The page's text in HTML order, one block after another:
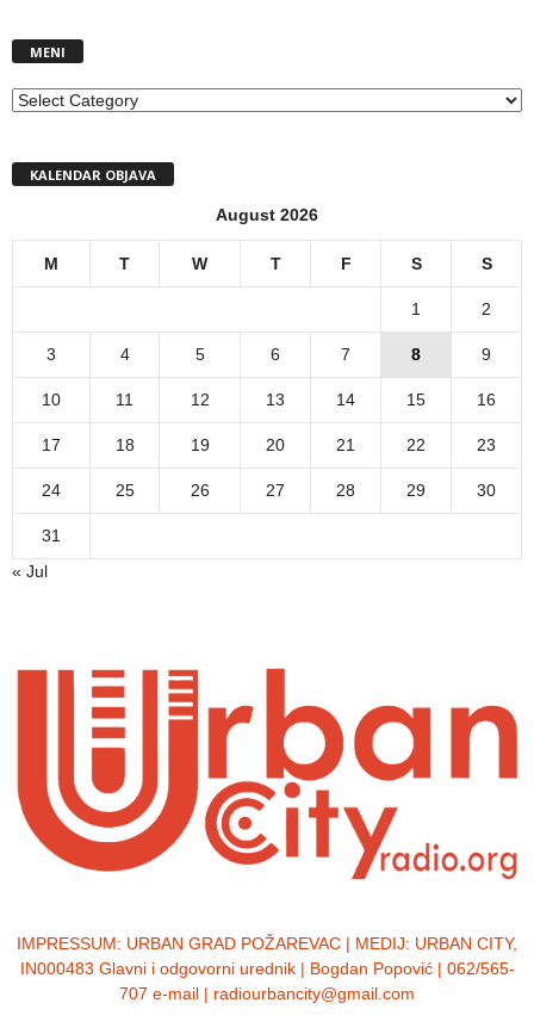
MENI
MENI
KALENDAR OBJAVA
August 2026
M T W T F S S
1 2
3 4 5 6 7 8 9
10 11 12 13 14 15 16
17 18 19 20 21 22 23
24 25 26 27 28 29 30
31
« Jul
IMPRESSUM: URBAN GRAD POŽAREVAC | MEDIJ: URBAN CITY,
IN000483 Glavni i odgovorni urednik | Bogdan Popović | 062/565-
707 e-mail | radiourbancity@gmail.com